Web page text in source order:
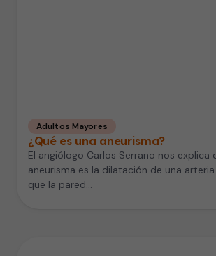
Adultos Mayores
¿Qué es una aneurisma?
El angiólogo Carlos Serrano nos explica
aneurisma es la dilatación de una
que la pared…